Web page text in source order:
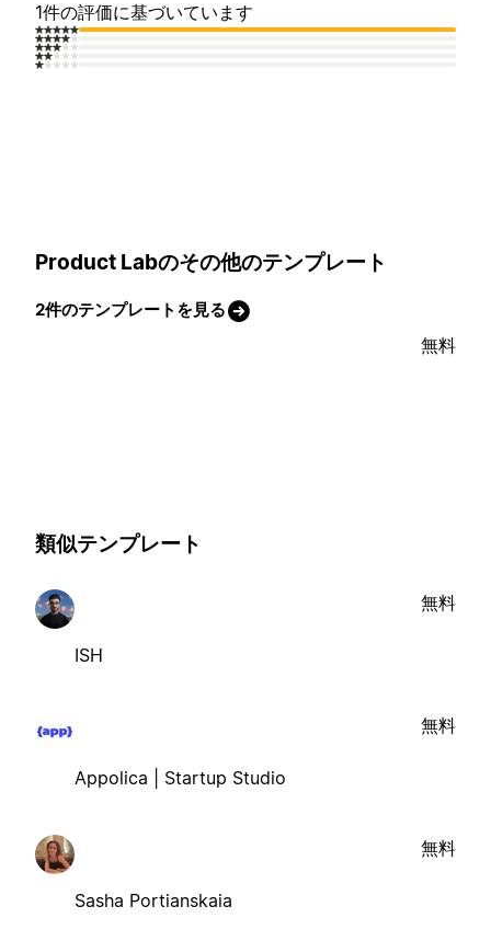
1件の評価に基づいています
Product Labのその他のテンプレート
2件のテンプレートを見る
無料
類似テンプレート
ISH
無料
Appolica | Startup Studio
無料
Sasha Portianskaia
無料